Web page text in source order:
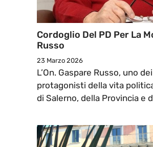
Cordoglio Del PD Per La
Russo
23 Marzo 2026
L’On. Gaspare Russo, uno
protagonisti della vita
di Salerno, della Provincia e